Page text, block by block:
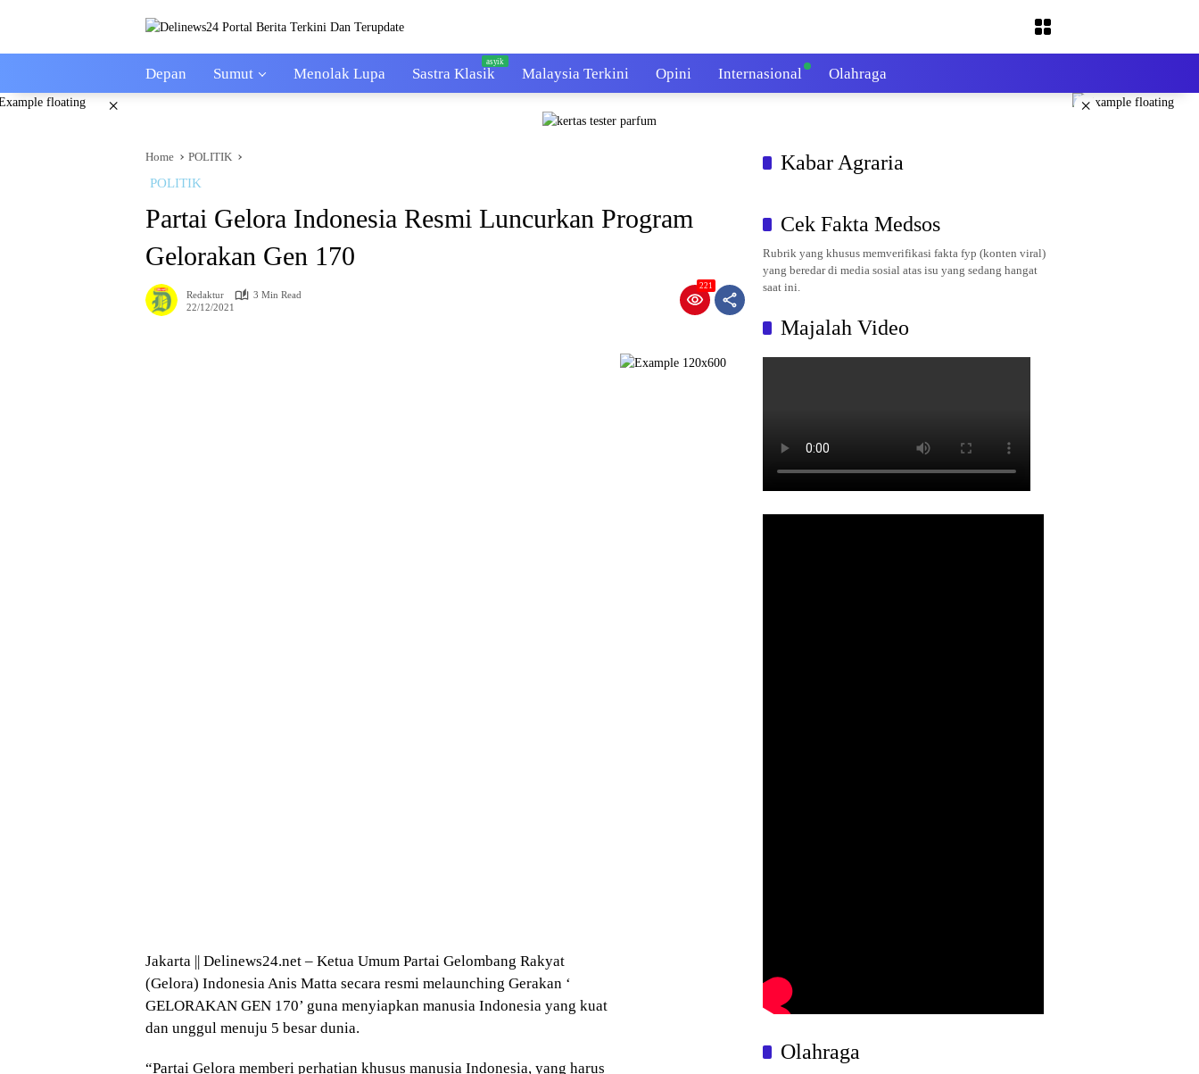
Depan Sumut Menolak Lupa Sastra Klasik Malaysia Terkini Opini Internasional Olahraga
× ×
Home POLITIK
POLITIK
Partai Gelora Indonesia Resmi Luncurkan Program
Gelorakan Gen 170
Redaktur
3 Min Read
22/12/2021
221
Jakarta || Delinews24.net – Ketua Umum Partai Gelombang Rakyat
(Gelora) Indonesia Anis Matta secara resmi melaunching Gerakan ‘
GELORAKAN GEN 170’ guna menyiapkan manusia Indonesia yang kuat
dan unggul menuju 5 besar dunia.
“Partai Gelora memberi perhatian khusus manusia Indonesia, yang harus
Kabar Agraria
Cek Fakta Medsos
Rubrik yang khusus memverifikasi fakta fyp (konten viral)
yang beredar di media sosial atas isu yang sedang hangat
saat ini.
Majalah Video
Olahraga